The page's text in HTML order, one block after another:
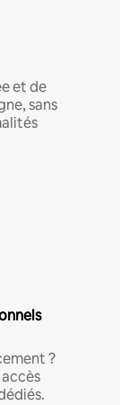
et de
sans
?